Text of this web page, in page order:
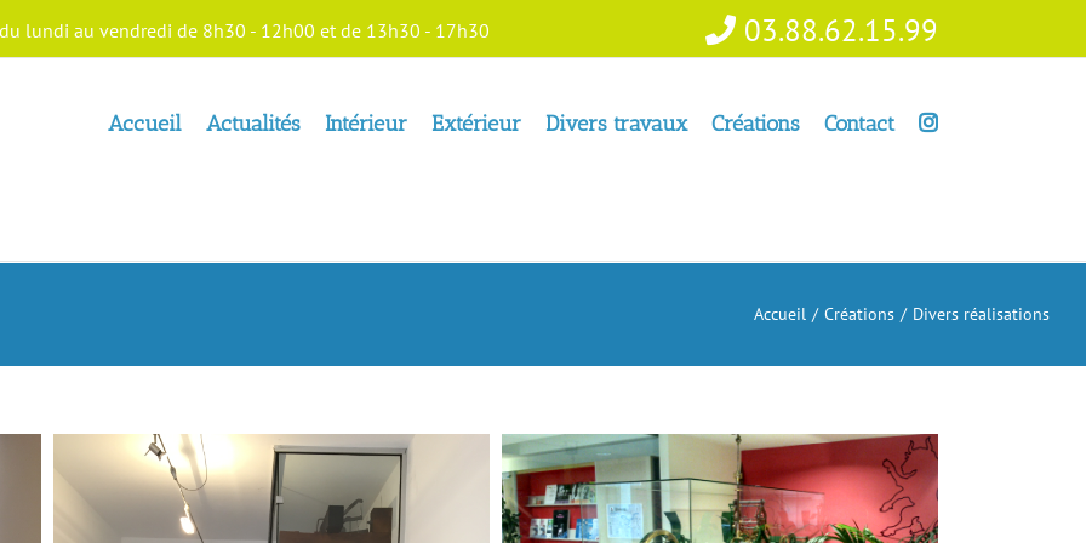
du lundi au vendredi de 8h30 - 12h00 et de 13h30 - 17h30 03.88.62.15.99
Accueil Actualités Intérieur Extérieur Divers travaux Créations Contact
Accueil Créations Divers réalisations